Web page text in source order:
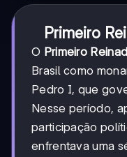
Primeiro
O Primeiro
Brasil como
Pedro I, que
Nesse período,
participação
enfrentava uma